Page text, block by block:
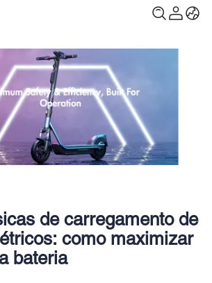
de carregamento de
como maximizar
bateria